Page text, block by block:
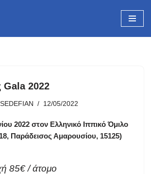
Gala 2022
12/05/2022
2022 στον Ελληνικό Ιππικό Όμιλο
Παράδεισος Αμαρουσίου, 15125)
85€ / άτομο